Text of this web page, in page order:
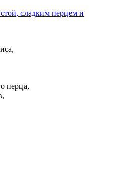
сладким перцем и
перца,